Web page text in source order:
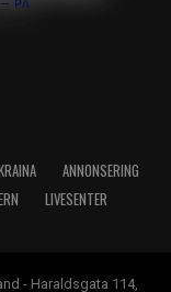
ANNONSERING
LIVESENTER
- Haraldsgata 114,